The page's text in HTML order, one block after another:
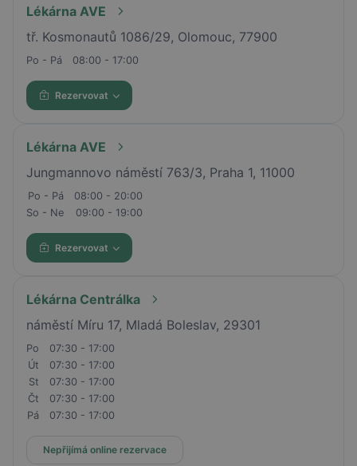
Lékárna AVE
tř. Kosmonautů 1086/29, Olomouc, 77900
Po - Pá 08:00 - 17:00
Rezervovat
Lékárna AVE
Jungmannovo náměstí 763/3, Praha 1, 11000
Po - Pá
08:00 - 20:00
So - Ne
09:00 - 19:00
Rezervovat
Lékárna Centrálka
náměstí Míru 17, Mladá Boleslav, 29301
Po
07:30 - 17:00
Út
07:30 - 17:00
St
07:30 - 17:00
Čt
07:30 - 17:00
Pá
07:30 - 17:00
Nepřijímá online rezervace